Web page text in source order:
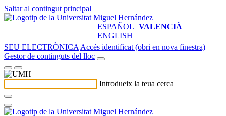
Saltar al contingut principal
ESPAÑOL VALENCIÀ
ENGLISH
SEU ELECTRÒNICA Accés identificat (obri en nova finestra)
Gestor de continguts del lloc
Introdueix la teua cerca